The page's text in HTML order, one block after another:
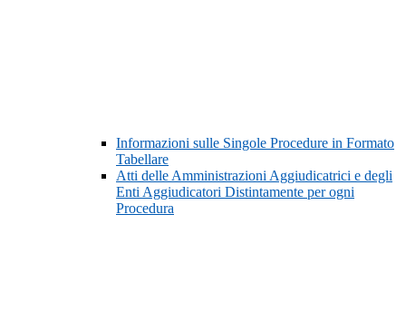
Informazioni sulle Singole Procedure in Formato
Tabellare
Atti delle Amministrazioni Aggiudicatrici e degli
Enti Aggiudicatori Distintamente per ogni
Procedura